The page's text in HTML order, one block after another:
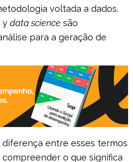
voltada a dados.
y data science são
para a geração de
entre esses termos
o que significa